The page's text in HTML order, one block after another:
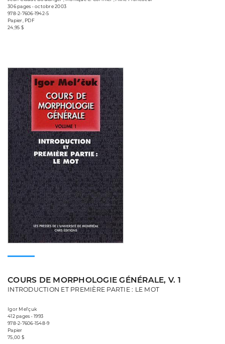
306 pages • octobre 2003
978-2-7606-1942-5
Papier, PDF
24,95 $
COURS DE MORPHOLOGIE GÉNÉRALE, V. 1
INTRODUCTION ET PREMIÈRE PARTIE : LE MOT
Igor Mel'çuk
412 pages • 1993
978-2-7606-1548-9
Papier
75,00 $